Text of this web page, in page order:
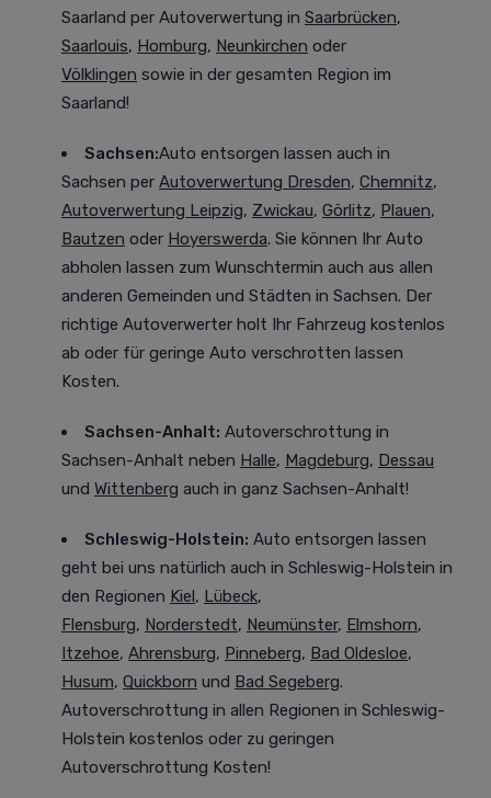
Saarland per Autoverwertung in Saarbrücken,
Saarlouis, Homburg, Neunkirchen oder
Völklingen sowie in der gesamten Region im
Saarland!
Sachsen:Auto entsorgen lassen auch in
Sachsen per Autoverwertung Dresden, Chemnitz,
Autoverwertung Leipzig, Zwickau, Görlitz, Plauen,
Bautzen oder Hoyerswerda. Sie können Ihr Auto
abholen lassen zum Wunschtermin auch aus allen
anderen Gemeinden und Städten in Sachsen. Der
richtige Autoverwerter holt Ihr Fahrzeug kostenlos
ab oder für geringe Auto verschrotten lassen
Kosten.
Sachsen-Anhalt: Autoverschrottung in
Sachsen-Anhalt neben Halle, Magdeburg, Dessau
und Wittenberg auch in ganz Sachsen-Anhalt!
Schleswig-Holstein: Auto entsorgen lassen
geht bei uns natürlich auch in Schleswig-Holstein in
den Regionen Kiel, Lübeck,
Flensburg, Norderstedt, Neumünster, Elmshorn,
Itzehoe, Ahrensburg, Pinneberg, Bad Oldesloe,
Husum, Quickborn und Bad Segeberg.
Autoverschrottung in allen Regionen in Schleswig-
Holstein kostenlos oder zu geringen
Autoverschrottung Kosten!